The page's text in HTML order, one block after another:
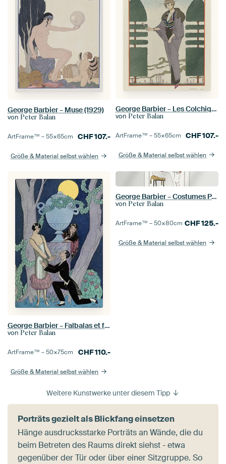
George Barbier – Muse (1929)
von Peter Balan
ArtFrame™ –55×65cm CHF107.-
Größe & Material selbst wählen
George Barbier – Les Colchiques ; Manteau de voyage de Paquin (1914)
von Peter Balan
ArtFrame™ –55×65cm CHF107.-
Größe & Material selbst wählen
George Barbier – Falbalas et fanfreluches, L’ Olsarice (1925)
von Peter Balan
ArtFrame™ –50×75cm CHF110.-
Größe & Material selbst wählen
George Barbier – Costumes Parisiens (1913)
von Peter Balan
ArtFrame™ –50×80cm CHF125.-
Größe & Material selbst wählen
Weitere Kunstwerke unter diesem Tipp
Porträts gezielt als Blickfang einsetzen
Hänge ausdrucksstarke Porträts an Wände, die du
beim Betreten des Raums direkt siehst - etwa
gegenüber der Tür oder über einer Sitzgruppe. So